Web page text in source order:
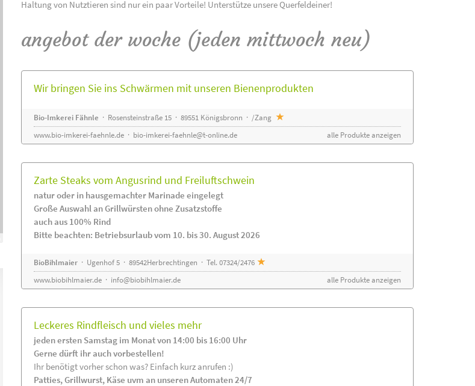
Haltung von Nutztieren sind nur ein paar Vorteile! Unterstütze unsere Querfeldeiner!
angebot der woche (jeden mittwoch neu)
Wir bringen Sie ins Schwärmen mit unseren Bienenprodukten
Bio-Imkerei Fähnle · Rosensteinstraße 15 · 89551 Königsbronn · /Zang
www.bio-imkerei-faehnle.de· bio-imkerei-faehnle@t-online.de alle Produkte anzeigen
Zarte Steaks vom Angusrind und Freiluftschwein
natur oder in hausgemachter Marinade eingelegt
Große Auswahl an Grillwürsten ohne Zusatzstoffe
auch aus 100% Rind
Bitte beachten: Betriebsurlaub vom 10. bis 30. August 2026
BioBihlmaier· Ugenhof 5 · 89542Herbrechtingen · Tel. 07324/2476
www.biobihlmaier.de· info@biobihlmaier.de alle Produkte anzeigen
Leckeres Rindfleisch und vieles mehr
jeden ersten Samstag im Monat von 14:00 bis 16:00 Uhr
Gerne dürft ihr auch vorbestellen!
Ihr benötigt vorher schon was? Einfach kurz anrufen :)
Patties, Grillwurst, Käse uvm an unseren Automaten 24/7